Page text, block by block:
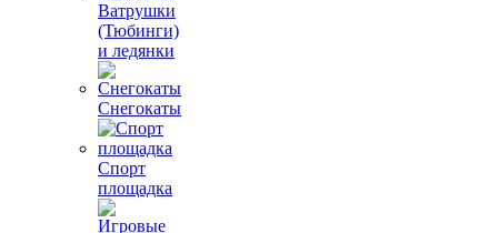
Ватрушки
(Тюбинги)
и ледянки
Снегокаты
Спорт
площадка